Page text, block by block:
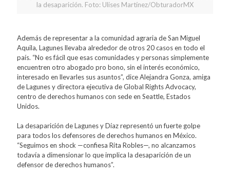
la desaparición. Foto: Ulises Martínez/ObturadorMX
Además de representar a la comunidad agraria de San Miguel
Aquila, Lagunes llevaba alrededor de otros 20 casos en todo el
país. “No es fácil que esas comunidades y personas simplemente
encuentren otro abogado pro bono, sin el interés económico,
interesado en llevarles sus asuntos”, dice Alejandra Gonza, amiga
de Lagunes y directora ejecutiva de Global Rights Advocacy,
centro de derechos humanos con sede en Seattle, Estados
Unidos.
La desaparición de Lagunes y Díaz representó un fuerte golpe
para todos los defensores de derechos humanos en México.
“Seguimos en shock —confiesa Rita Robles—, no alcanzamos
todavía a dimensionar lo que implica la desaparición de un
defensor de derechos humanos”.